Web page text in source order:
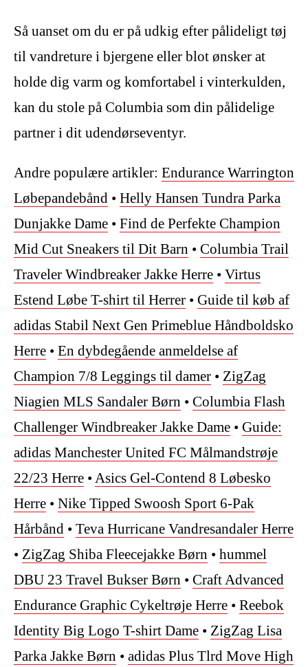
Så uanset om du er på udkig efter pålideligt tøj
til vandreture i bjergene eller blot ønsker at
holde dig varm og komfortabel i vinterkulden,
kan du stole på Columbia som din pålidelige
partner i dit udendørseventyr.
Andre populære artikler: Endurance Warrington
Løbepandebånd • Helly Hansen Tundra Parka
Dunjakke Dame • Find de Perfekte Champion
Mid Cut Sneakers til Dit Barn • Columbia Trail
Traveler Windbreaker Jakke Herre • Virtus
Estend Løbe T-shirt til Herrer • Guide til køb af
adidas Stabil Next Gen Primeblue Håndboldsko
Herre • En dybdegående anmeldelse af
Champion 7/8 Leggings til damer • ZigZag
Niagien MLS Sandaler Børn • Columbia Flash
Challenger Windbreaker Jakke Dame • Guide:
adidas Manchester United FC Målmandstrøje
22/23 Herre •Asics Gel-Contend 8 Løbesko
Herre • Nike Tipped Swoosh Sport 6-Pak
Hårbånd • Teva Hurricane Vandresandaler Herre
• ZigZag Shiba Fleecejakke Børn • hummel
DBU 23 Travel Bukser Børn • Craft Advanced
Endurance Graphic Cykeltrøje Herre • Reebok
Identity Big Logo T-shirt Dame • ZigZag Lisa
Parka Jakke Børn • adidas Plus Tlrd Move High